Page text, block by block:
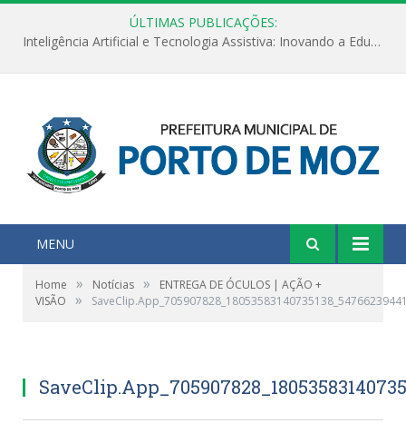
ÚLTIMAS PUBLICAÇÕES:
Inteligência Artificial e Tecnologia Assistiva: Inovando a Educação Especial e Inclusiva
MENU
Home » Notícias »
ENTREGA DE ÓCULOS | AÇÃO +
VISÃO
»